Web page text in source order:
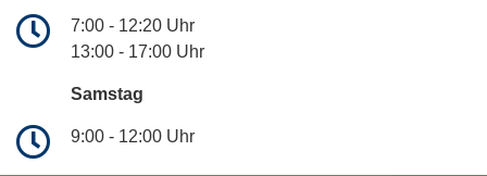
7:00 - 12:20 Uhr
13:00 - 17:00 Uhr
Samstag
9:00 - 12:00 Uhr